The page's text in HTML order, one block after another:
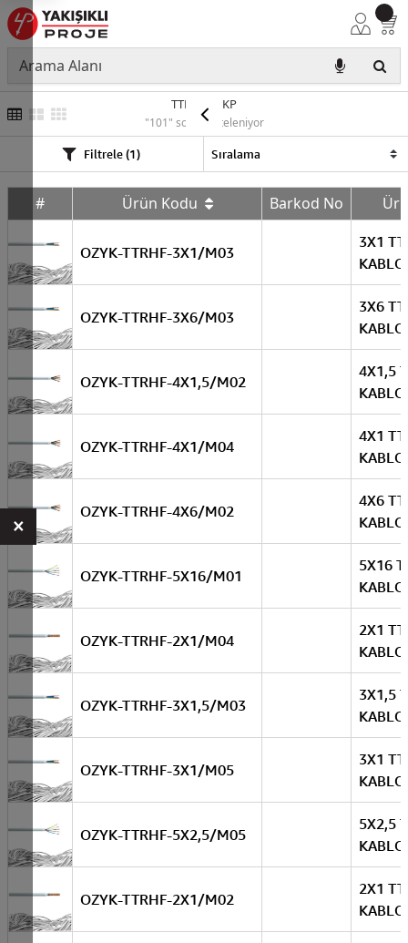
TTRHF YEKP
"101" sonuç listeleniyor
Filtrele (1)
# Ürün Kodu Barkod No
OZYK-TTRHF-3X1/M03
3X1
KABLO
OZYK-TTRHF-3X6/M03
3X6
KABLO
OZYK-TTRHF-4X1,5/M02
4X1,5
KABLO
OZYK-TTRHF-4X1/M04
4X1
KABLO
OZYK-TTRHF-4X6/M02
4X6
KABLO
OZYK-TTRHF-5X16/M01
5X16
KABLO
OZYK-TTRHF-2X1/M04
2X1
KABLO
OZYK-TTRHF-3X1,5/M03
3X1,5
KABLO
OZYK-TTRHF-3X1/M05
3X1
KABLO
OZYK-TTRHF-5X2,5/M05
5X2,5
KABLO
OZYK-TTRHF-2X1/M02
2X1
KABLO
×